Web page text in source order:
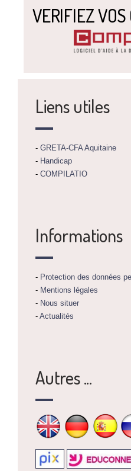
VERIFIEZ
Liens utiles
- GRETA-CFA Aquitaine
- Handicap
- COMPILATIO
Informations
- Protection des données
- Mentions légales
- Nous situer
- Actualités
Autres ...